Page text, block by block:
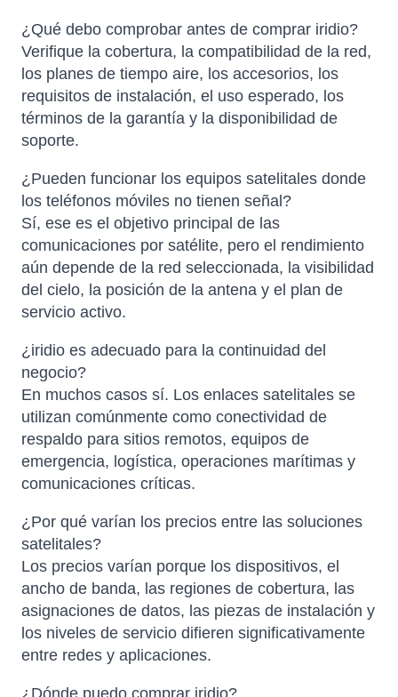
¿Qué debo comprobar antes de comprar iridio?
Verifique la cobertura, la compatibilidad de la red,
los planes de tiempo aire, los accesorios, los
requisitos de instalación, el uso esperado, los
términos de la garantía y la disponibilidad de
soporte.
¿Pueden funcionar los equipos satelitales donde
los teléfonos móviles no tienen señal?
Sí, ese es el objetivo principal de las
comunicaciones por satélite, pero el rendimiento
aún depende de la red seleccionada, la visibilidad
del cielo, la posición de la antena y el plan de
servicio activo.
¿iridio es adecuado para la continuidad del
negocio?
En muchos casos sí. Los enlaces satelitales se
utilizan comúnmente como conectividad de
respaldo para sitios remotos, equipos de
emergencia, logística, operaciones marítimas y
comunicaciones críticas.
¿Por qué varían los precios entre las soluciones
satelitales?
Los precios varían porque los dispositivos, el
ancho de banda, las regiones de cobertura, las
asignaciones de datos, las piezas de instalación y
los niveles de servicio difieren significativamente
entre redes y aplicaciones.